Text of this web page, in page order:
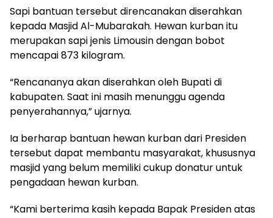
Sapi bantuan tersebut direncanakan diserahkan
kepada Masjid Al-Mubarakah. Hewan kurban itu
merupakan sapi jenis Limousin dengan bobot
mencapai 873 kilogram.
“Rencananya akan diserahkan oleh Bupati di
kabupaten. Saat ini masih menunggu agenda
penyerahannya,” ujarnya.
Ia berharap bantuan hewan kurban dari Presiden
tersebut dapat membantu masyarakat, khususnya
masjid yang belum memiliki cukup donatur untuk
pengadaan hewan kurban.
“Kami berterima kasih kepada Bapak Presiden atas